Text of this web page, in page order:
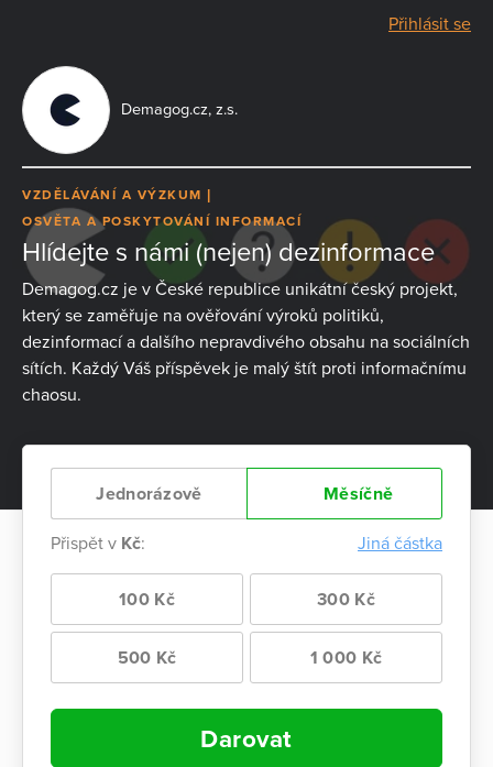
Přihlásit se
Demagog.cz, z.s.
VZDĚLÁVÁNÍ A VÝZKUM
OSVĚTA A POSKYTOVÁNÍ INFORMACÍ
Hlídejte s námi (nejen) dezinformace
Demagog.cz je v České republice unikátní český projekt,
který se zaměřuje na ověřování výroků politiků,
dezinformací a dalšího nepravdivého obsahu na sociálních
sítích. Každý Váš příspěvek je malý štít proti informačnímu
chaosu.
Jednorázově Měsíčně
Přispět v Kč: Jiná částka
100 Kč 300 Kč
500 Kč 1 000 Kč
Darovat